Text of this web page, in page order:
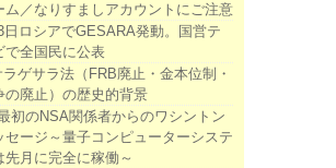
ム／なりすましアカウントにご注意
日ロシアでGESARA発動。国営テ
で全国民に公表
ラゲサラ法（FRB廃止・金本位制・
の廃止）の歴史的背景
初のNSA関係者からのワシントン
セージ～量子コンピューターシステ
先月に完全に稼働～